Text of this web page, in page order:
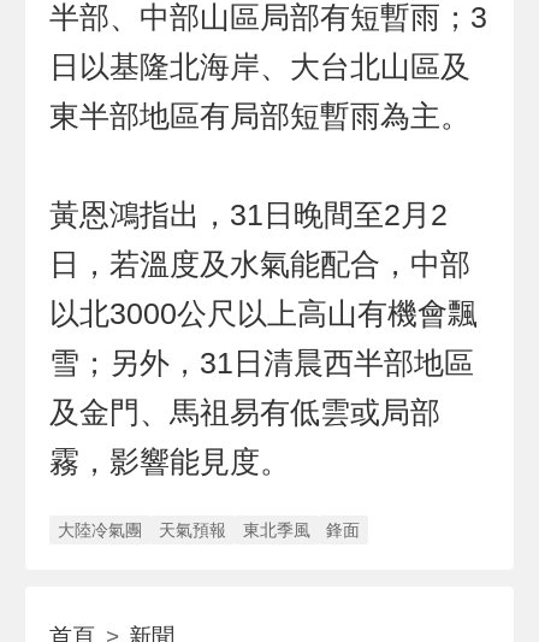
半部、中部山區局部有短暫雨；3
日以基隆北海岸、大台北山區及
東半部地區有局部短暫雨為主。
黃恩鴻指出，31日晚間至2月2
日，若溫度及水氣能配合，中部
以北3000公尺以上高山有機會飄
雪；另外，31日清晨西半部地區
及金門、馬祖易有低雲或局部
霧，影響能見度。
大陸冷氣團 天氣預報 東北季風 鋒面
首頁 新聞